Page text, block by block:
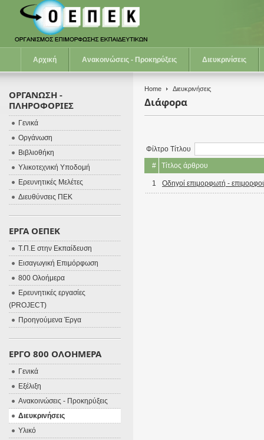
Αρχική Ανακοινώσεις - Προκηρύξεις Διευκρινίσεις
Home Διευκρινήσεις
Διάφορα
Φίλτρο Τίτλου
#
Τίτλος άρθρου
1 Οδηγοί επιμορφωτή -
ΟΡΓΑΝΩΣΗ -
ΠΛΗΡΟΦΟΡΙΕΣ
Γενικά
Οργάνωση
Βιβλιοθήκη
Υλικοτεχνική Υποδομή
Ερευνητικές Μελέτες
Διευθύνσεις ΠΕΚ
ΕΡΓΑ ΟΕΠΕΚ
Τ.Π.Ε στην Εκπαίδευση
Εισαγωγική Επιμόρφωση
800 Ολοήμερα
Ερευνητικές εργασίες
(PROJECT)
Προηγούμενα Έργα
ΕΡΓΟ 800 ΟΛΟΗΜΕΡΑ
Γενικά
Εξέλιξη
Ανακοινώσεις - Προκηρύξεις
Διευκρινήσεις
Υλικό